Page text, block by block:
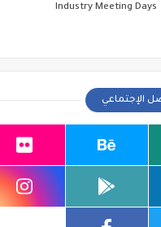
Industry Meeting Days
الإجتماعي